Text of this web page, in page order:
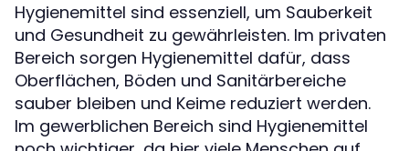
Hygienemittel sind essenziell, um Sauberkeit
und Gesundheit zu gewährleisten. Im privaten
Bereich sorgen Hygienemittel dafür, dass
Oberflächen, Böden und Sanitärbereiche
sauber bleiben und Keime reduziert werden.
Im gewerblichen Bereich sind Hygienemittel